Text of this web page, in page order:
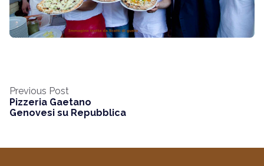
Previous Post
Pizzeria Gaetano
Genovesi su Repubblica